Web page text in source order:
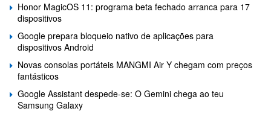
Honor MagicOS 11: programa beta fechado arranca para 17
dispositivos
Google prepara bloqueio nativo de aplicações para
dispositivos Android
Novas consolas portáteis MANGMI Air Y chegam com preços
fantásticos
Google Assistant despede-se: O Gemini chega ao teu
Samsung Galaxy